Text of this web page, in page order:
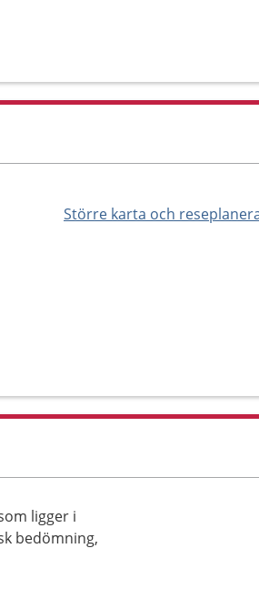
Större karta och
ligger i
bedömning,